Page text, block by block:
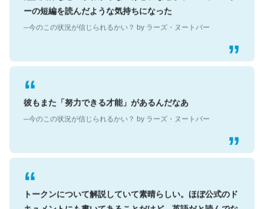
ーの短編を読んだような気持ちになった
彼もまた「努力できる才能」があるんだなあ
トークンについて解説していて素晴らしい。ほぼ公式のド
キュメントにも書いてあることだけど、英語だと読んでな